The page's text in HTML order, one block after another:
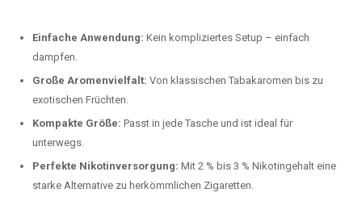
Einfache Anwendung: Kein kompliziertes Setup – einfach
dampfen.
Große Aromenvielfalt: Von klassischen Tabakaromen bis zu
exotischen Früchten.
Kompakte Größe: Passt in jede Tasche und ist ideal für
unterwegs.
Perfekte Nikotinversorgung: Mit 2 % bis 3 % Nikotingehalt eine
starke Alternative zu herkömmlichen Zigaretten.